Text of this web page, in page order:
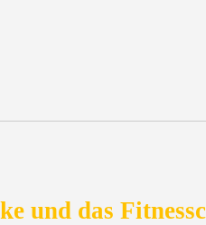
und das